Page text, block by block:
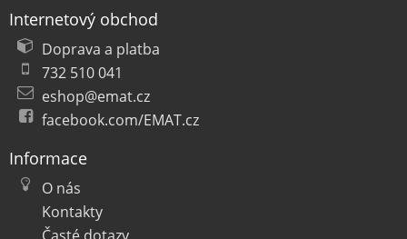
Internetový obchod
Doprava a platba
732 510 041
eshop@emat.cz
facebook.com/EMAT.cz
Informace
O nás
Kontakty